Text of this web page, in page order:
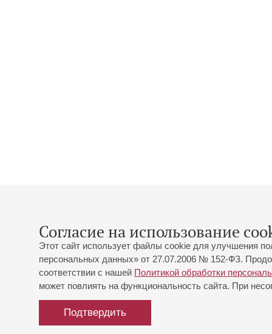
Согласие на использование
Этот сайт использует файлы cookie для улучшения
персональных данных» от 27.07.2006 № 152-ФЗ.
соответствии с нашей Политикой обработки
может повлиять на функциональность сайта. При
Подтвердить